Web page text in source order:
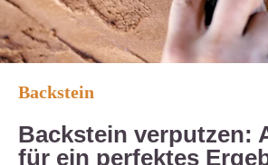
Backstein
Backstein verputzen:
für ein perfektes